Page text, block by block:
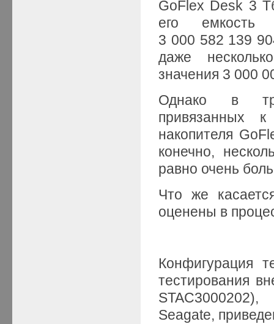
GoFlex Desk 3
его емкость
3 000 582 139
даже
значения 3 000
Однако в
привязанных
накопителя
конечно,
равно очень
Что же
оценены в
Конфигурация
тестирования
Seagate,